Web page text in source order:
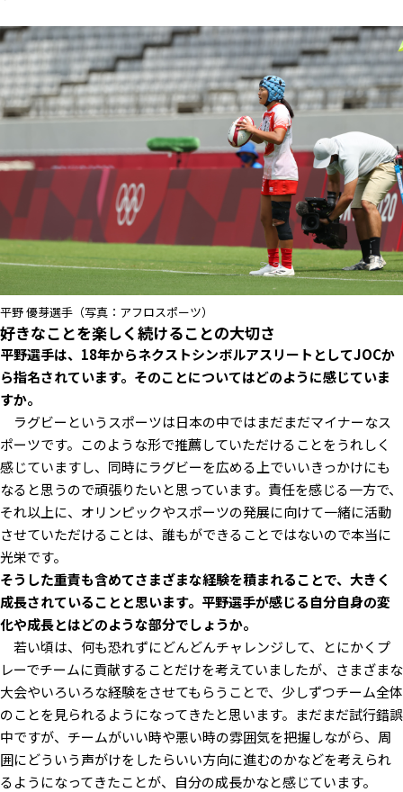
平野 優芽選手（写真：アフロスポーツ）
好きなことを楽しく続けることの大切さ
――平野選手は、18年からネクストシンボルアスリートとしてJOCか
ら指名されています。そのことについてはどのように感じていま
すか。
ラグビーというスポーツは日本の中ではまだまだマイナーなス
ポーツです。このような形で推薦していただけることをうれしく
感じていますし、同時にラグビーを広める上でいいきっかけにも
なると思うので頑張りたいと思っています。責任を感じる一方で、
それ以上に、オリンピックやスポーツの発展に向けて一緒に活動
させていただけることは、誰もができることではないので本当に
光栄です。
――そうした重責も含めてさまざまな経験を積まれることで、大きく
成長されていることと思います。平野選手が感じる自分自身の変
化や成長とはどのような部分でしょうか。
若い頃は、何も恐れずにどんどんチャレンジして、とにかくプ
レーでチームに貢献することだけを考えていましたが、さまざまな
大会やいろいろな経験をさせてもらうことで、少しずつチーム全体
のことを見られるようになってきたと思います。まだまだ試行錯誤
中ですが、チームがいい時や悪い時の雰囲気を把握しながら、周
囲にどういう声がけをしたらいい方向に進むのかなどを考えられ
るようになってきたことが、自分の成長かなと感じています。